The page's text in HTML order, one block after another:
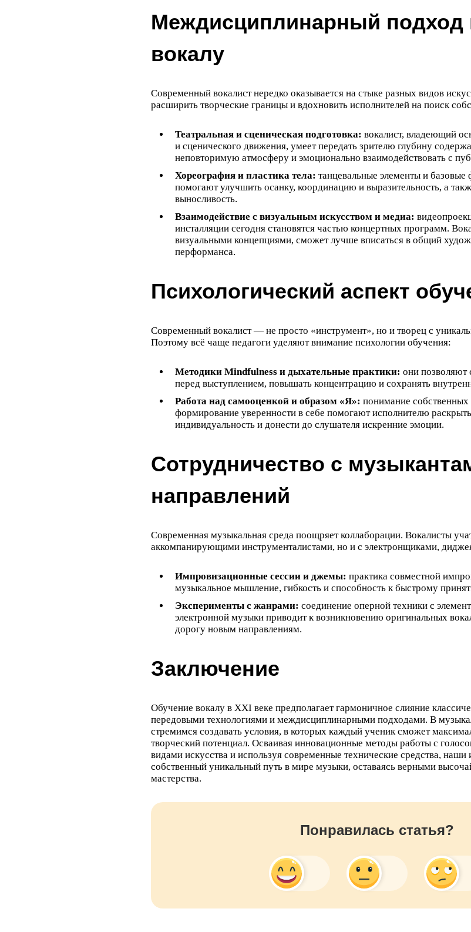
Междисциплинарный подход
вокалу
Современный вокалист нередко оказывается на стыке разных видов
расширить творческие границы и вдохновить исполнителей на поиск
Театральная и сценическая подготовка: вокалист, владеющий
и сценического движения, умеет передать зрителю глубину
неповторимую атмосферу и эмоционально взаимодействовать с
Хореография и пластика тела: танцевальные элементы и базовые
помогают улучшить осанку, координацию и выразительность, а
выносливость.
Взаимодействие с визуальным искусством и медиа:
инсталляции сегодня становятся частью концертных программ.
визуальными концепциями, сможет лучше вписаться в общий
перформанса.
Психологический аспект
Современный вокалист — не просто «инструмент», но и творец с
Поэтому всё чаще педагоги уделяют внимание психологии обучения:
Методики Mindfulness и дыхательные практики: они позволяют
перед выступлением, повышать концентрацию и сохранять
Работа над самооценкой и образом «Я»: понимание
формирование уверенности в себе помогают исполнителю
индивидуальность и донести до слушателя искренние эмоции.
Сотрудничество с
направлений
Современная музыкальная среда поощряет коллаборации. Вокалисты
аккомпанирующими инструменталистами, но и с электронщиками,
Импровизационные сессии и джемы: практика совместной
музыкальное мышление, гибкость и способность к быстрому
Эксперименты с жанрами: соединение оперной техники с
электронной музыки приводит к возникновению оригинальных
дорогу новым направлениям.
Заключение
Обучение вокалу в XXI веке предполагает гармоничное слияние
передовыми технологиями и междисциплинарными подходами. В
стремимся создавать условия, в которых каждый ученик сможет
творческий потенциал. Осваивая инновационные методы работы с
видами искусства и используя современные технические средства,
собственный уникальный путь в мире музыки, оставаясь верными
мастерства.
Понравилась статья?